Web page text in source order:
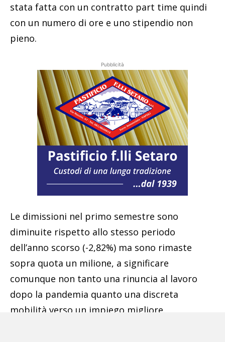
stata fatta con un contratto part time quindi
con un numero di ore e uno stipendio non
pieno.
Pubblicità
Le dimissioni nel primo semestre sono
diminuite rispetto allo stesso periodo
dell’anno scorso (-2,82%) ma sono rimaste
sopra quota un milione, a significare
comunque non tanto una rinuncia al lavoro
dopo la pandemia quanto una discreta
mobilità verso un impiego migliore.